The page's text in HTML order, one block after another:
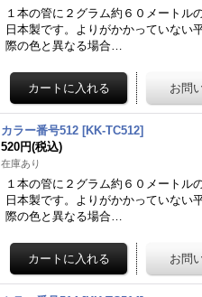
１本の管に２グラム約６０メートル
日本製です。よりがかかっていな
際の色と異なる場合…
カラー番号512 [KK-TC512]
520円(税込)
在庫あり
１本の管に２グラム約６０メートル
日本製です。よりがかかっていな
際の色と異なる場合…